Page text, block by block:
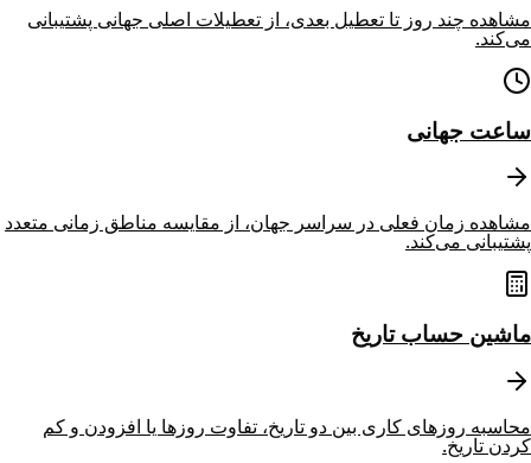
مشاهده چند روز تا تعطیل بعدی، از تعطیلات اصلی جهانی پشتیبانی
می‌کند.
ساعت جهانی
مشاهده زمان فعلی در سراسر جهان، از مقایسه مناطق زمانی متعدد
پشتیبانی می‌کند.
ماشین حساب تاریخ
محاسبه روزهای کاری بین دو تاریخ، تفاوت روزها یا افزودن و کم
کردن تاریخ.